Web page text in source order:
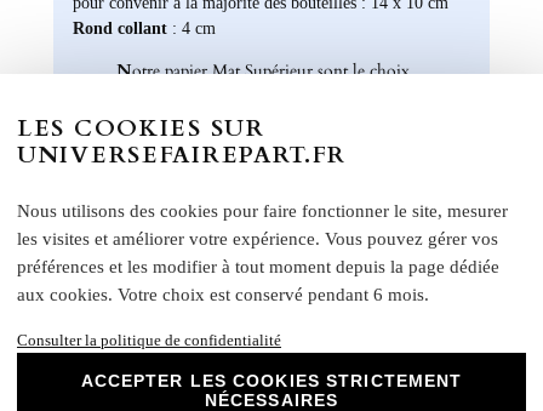
Rond collant : 4 cm
Notre papier Mat Supérieur sont le choix
invitations d'anniversaire, des cartes de
remerciements et bien plus encore. Optez
marquera l'élégance de vos évènements
spéciaux. Laissez libre cours à votre
créativité et personnalisez nos papiers Mat
Supérieur pour créer des souvenirs uniques
tout en œuvre pour vous offrir des produits
LES COOKIES SUR
UNIVERSEFAIREPART.FR
Nous utilisons des cookies pour faire fonctionner le site, mesurer
les visites et améliorer votre expérience. Vous pouvez gérer vos
préférences et les modifier à tout moment depuis la page dédiée
aux cookies. Votre choix est conservé pendant 6 mois.
Consulter la politique de confidentialité
ACCEPTER LES COOKIES STRICTEMENT
NÉCESSAIRES